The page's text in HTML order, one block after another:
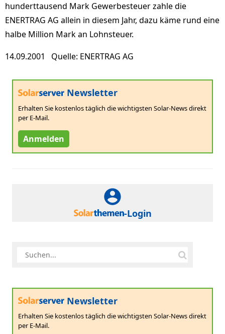
hunderttausend Mark Gewerbesteuer zahle die
ENERTRAG AG allein in diesem Jahr, dazu käme rund eine
halbe Million Mark an Lohnsteuer.
14.09.2001 Quelle: ENERTRAG AG
Newsletter
Erhalten Sie kostenlos täglich die wichtigsten Solar-News direkt
per E-Mail.
Anmelden
-Login
Newsletter
Erhalten Sie kostenlos täglich die wichtigsten Solar-News direkt
per E-Mail.